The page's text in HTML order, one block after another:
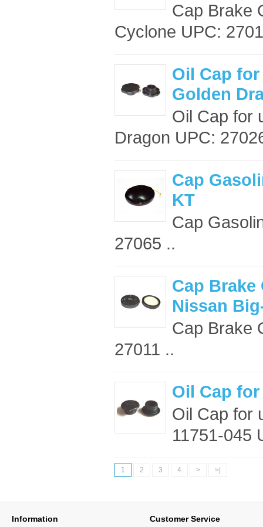
Cap Brake
Cyclone UPC:
Oil Cap
Golden
Oil Cap for
Dragon UPC:
Cap
KT
Cap
27065 ..
Cap
Nissan
Cap Brake
27011 ..
Oil Cap
Oil Cap for
11751-045
1 2 3 4 > >|
Information Customer Service